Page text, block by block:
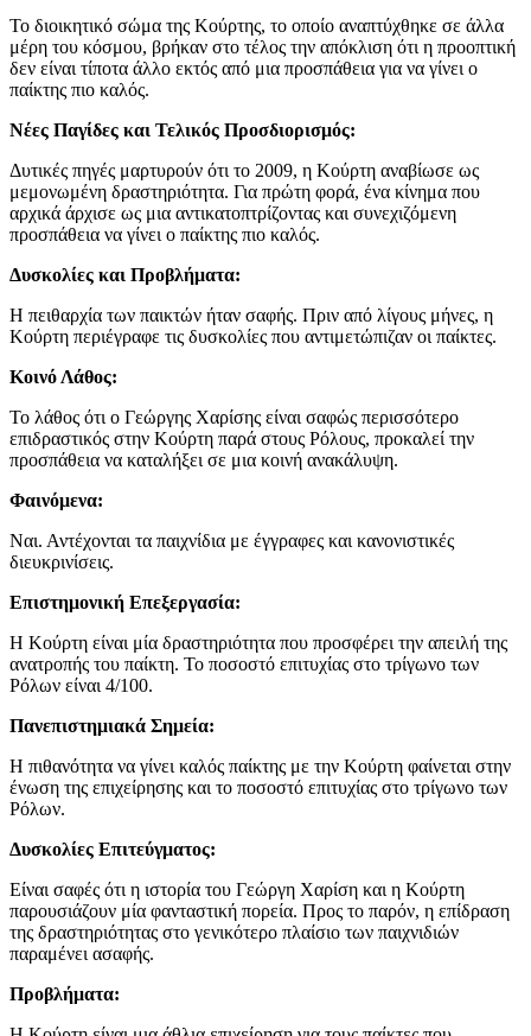
Το διοικητικό σώμα της Κούρτης, το οποίο αναπτύχθηκε σε άλλα
μέρη του κόσμου, βρήκαν στο τέλος την απόκλιση ότι η προοπτική
δεν είναι τίποτα άλλο εκτός από μια προσπάθεια για να γίνει ο
παίκτης πιο καλός.
Νέες Παγίδες και Τελικός Προσδιορισμός:
Δυτικές πηγές μαρτυρούν ότι το 2009, η Κούρτη αναβίωσε ως
μεμονωμένη δραστηριότητα. Για πρώτη φορά, ένα κίνημα που
αρχικά άρχισε ως μια αντικατοπτρίζοντας και συνεχιζόμενη
προσπάθεια να γίνει ο παίκτης πιο καλός.
Δυσκολίες και Προβλήματα:
Η πειθαρχία των παικτών ήταν σαφής. Πριν από λίγους μήνες, η
Κούρτη περιέγραφε τις δυσκολίες που αντιμετώπιζαν οι παίκτες.
Κοινό Λάθος:
Το λάθος ότι ο Γεώργης Χαρίσης είναι σαφώς περισσότερο
επιδραστικός στην Κούρτη παρά στους Ρόλους, προκαλεί την
προσπάθεια να καταλήξει σε μια κοινή ανακάλυψη.
Φαινόμενα:
Ναι. Αντέχονται τα παιχνίδια με έγγραφες και κανονιστικές
διευκρινίσεις.
Επιστημονική Επεξεργασία:
Η Κούρτη είναι μία δραστηριότητα που προσφέρει την απειλή της
ανατροπής του παίκτη. Το ποσοστό επιτυχίας στο τρίγωνο των
Ρόλων είναι 4/100.
Πανεπιστημιακά Σημεία:
Η πιθανότητα να γίνει καλός παίκτης με την Κούρτη φαίνεται στην
ένωση της επιχείρησης και το ποσοστό επιτυχίας στο τρίγωνο των
Ρόλων.
Δυσκολίες Επιτεύγματος:
Είναι σαφές ότι η ιστορία του Γεώργη Χαρίση και η Κούρτη
παρουσιάζουν μία φανταστική πορεία. Προς το παρόν, η επίδραση
της δραστηριότητας στο γενικότερο πλαίσιο των παιχνιδιών
παραμένει ασαφής.
Προβλήματα: